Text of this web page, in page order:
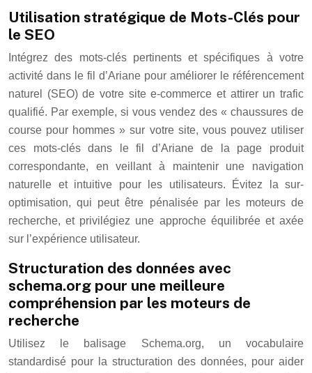
Utilisation stratégique de Mots-Clés pour
le SEO
Intégrez des mots-clés pertinents et spécifiques à votre
activité dans le fil d’Ariane pour améliorer le référencement
naturel (SEO) de votre site e-commerce et attirer un trafic
qualifié. Par exemple, si vous vendez des « chaussures de
course pour hommes » sur votre site, vous pouvez utiliser
ces mots-clés dans le fil d’Ariane de la page produit
correspondante, en veillant à maintenir une navigation
naturelle et intuitive pour les utilisateurs. Évitez la sur-
optimisation, qui peut être pénalisée par les moteurs de
recherche, et privilégiez une approche équilibrée et axée
sur l’expérience utilisateur.
Structuration des données avec
schema.org pour une meilleure
compréhension par les moteurs de
recherche
Utilisez le balisage Schema.org, un vocabulaire
standardisé pour la structuration des données, pour aider